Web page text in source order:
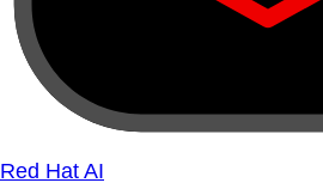
Red Hat AI